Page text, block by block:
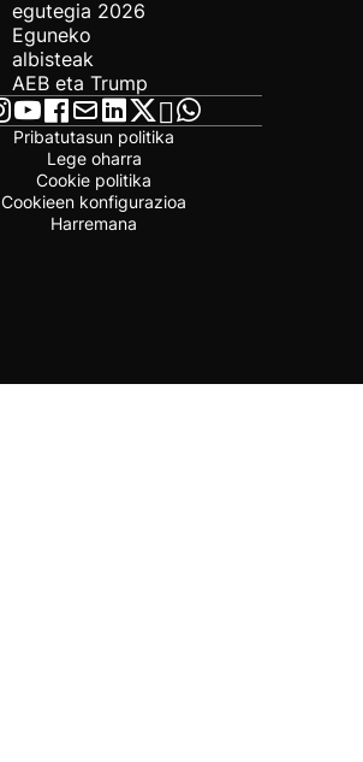
egutegia 2026
Eguneko
albisteak
AEB eta Trump
Pribatutasun politika
Lege oharra
Cookie politika
Cookieen konfigurazioa
Harremana